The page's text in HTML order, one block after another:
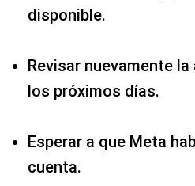
disponible.
Revisar nuevamente
los próximos días.
Esperar a que Meta
cuenta.